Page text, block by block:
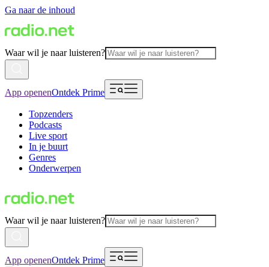
Ga naar de inhoud
Waar wil je naar luisteren?
App openenOntdek Prime
Topzenders
Podcasts
Live sport
In je buurt
Genres
Onderwerpen
Waar wil je naar luisteren?
App openenOntdek Prime